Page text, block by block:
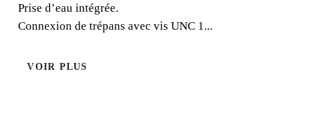
Prise d’eau intégrée.
Connexion de trépans avec vis UNC 1...
VOIR PLUS